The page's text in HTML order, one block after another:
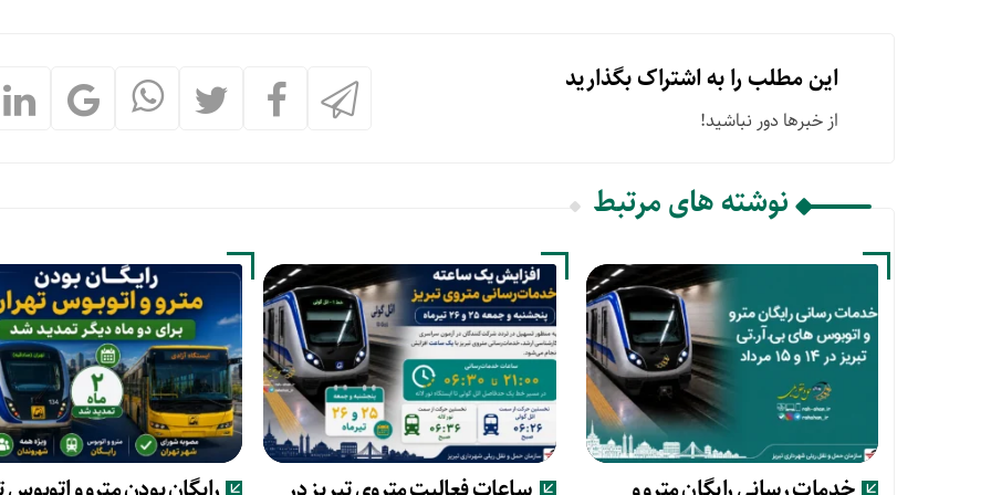
این مطلب را به اشتراک بگذارید
از خبرها دور نباشید!
نوشته های مرتبط